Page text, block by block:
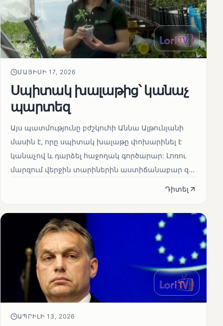
ՄԱՅԻՍԻ 17, 2026
Սպիտակ խալաթից՝ կանաչ
պարտեզ
Այս պատմությունը բժշկուհի Աննա Ալթունյանի
մասին է, որը սպիտակ խալաթը փոխարինել է
կանաչով և դարձել հաջողակ գործարար: Լոռու
մարզում վերջին տարիներին աստիճանաբար զ...
Դիտել
ԱՊՐԻԼԻ 13, 2026